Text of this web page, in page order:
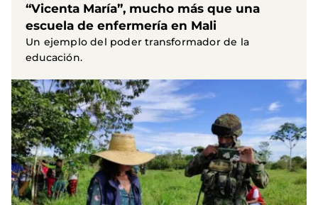
“Vicenta María”, mucho más que una
escuela de enfermería en Mali
Un ejemplo del poder transformador de la
educación.